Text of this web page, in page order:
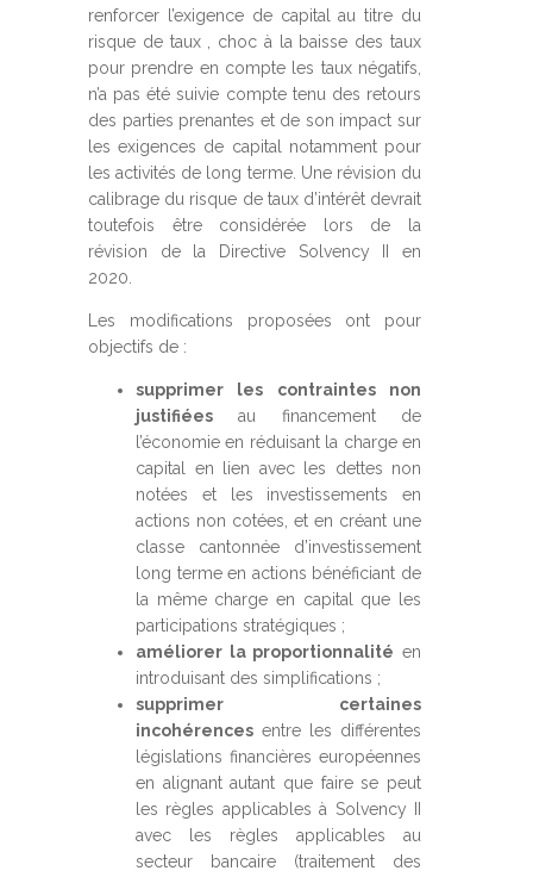
renforcer l’exigence de capital au titre du
risque de taux , choc à la baisse des taux
pour prendre en compte les taux négatifs,
n’a pas été suivie compte tenu des retours
des parties prenantes et de son impact sur
les exigences de capital notamment pour
les activités de long terme. Une révision du
calibrage du risque de taux d’intérêt devrait
toutefois être considérée lors de la
révision de la Directive Solvency II en
2020.
Les modifications proposées ont pour
objectifs de :
supprimer les contraintes non
justifiées au financement de
l’économie en réduisant la charge en
capital en lien avec les dettes non
notées et les investissements en
actions non cotées, et en créant une
classe cantonnée d’investissement
long terme en actions bénéficiant de
la même charge en capital que les
participations stratégiques ;
améliorer la proportionnalité en
introduisant des simplifications ;
supprimer certaines
incohérences entre les différentes
législations financières européennes
en alignant autant que faire se peut
les règles applicables à Solvency II
avec les règles applicables au
secteur bancaire (traitement des